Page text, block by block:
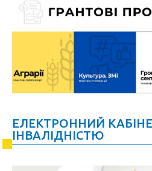
ЕЛЕКТРОННИЙ
ІНВАЛІДНІСТЮ